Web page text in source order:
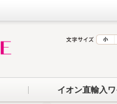
イオン直輸入